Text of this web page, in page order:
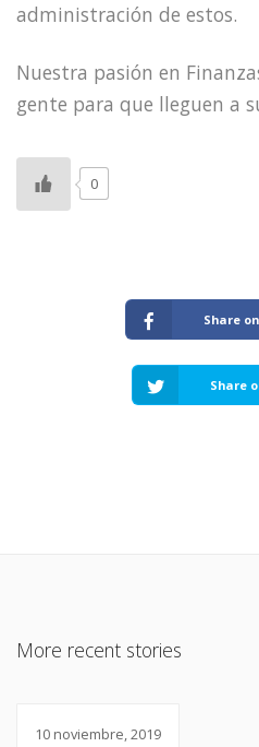
administración de estos.
Nuestra pasión en
gente para que lleguen a
0
Share
Share
More recent stories
10 noviembre, 2019